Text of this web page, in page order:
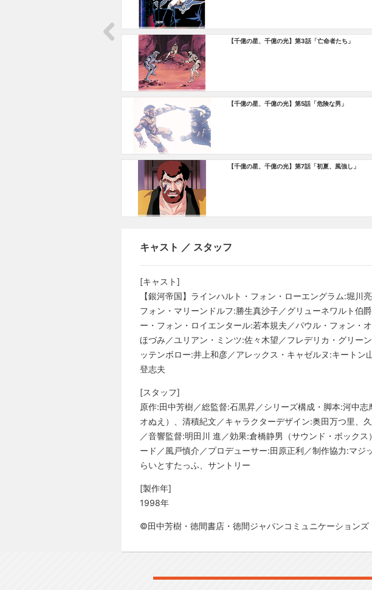
【千億の星、千億の光】第3話「亡命者たち」
【千億の星、千億の光】第5話「危険な男」
【千億の星、千億の光】第7話「初夏、風強し」
キャスト ／ スタッフ
[キャスト]
【銀河帝国】ラインハルト・フォン・ローエングラム:堀
フォン・マリーンドルフ:勝生真沙子／グリューネワルト伯
ー・フォン・ロイエンタール:若本規夫／パウル・フォン・
ほづみ／ユリアン・ミンツ:佐々木望／フレデリカ・グリー
ッテンボロー:井上和彦／アレックス・キャゼルヌ:キート
登志夫
[スタッフ]
原作:田中芳樹／総監督:石黒昇／シリーズ構成・脚本:河中
オぬえ）、清積紀文／キャラクターデザイン:奥田万つ里
／音響監督:明田川 進／効果:倉橋静男（サウンド・ボック
ード／風戸慎介／プロデューサー:田原正利／制作協力:マジ
らいとすたっふ、サントリー
[製作年]
1998年
©田中芳樹・徳間書店・徳間ジャパンコミュニケーション